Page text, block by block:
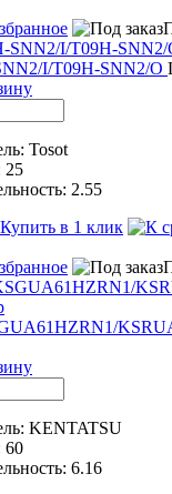
I/T09H-SNN2/O
Tosot
25
2.55
Купить в 1 клик
KENTATSU
60
6.16